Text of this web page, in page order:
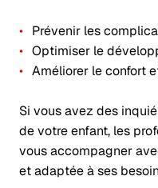
Prévenir les
Optimiser le
Améliorer le confort
Si vous avez des
de votre enfant, les
vous accompagner
et adaptée à ses